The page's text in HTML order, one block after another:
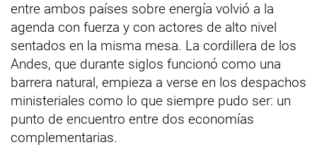
entre ambos países sobre energía volvió a la
agenda con fuerza y con actores de alto nivel
sentados en la misma mesa. La cordillera de los
Andes, que durante siglos funcionó como una
barrera natural, empieza a verse en los despachos
ministeriales como lo que siempre pudo ser: un
punto de encuentro entre dos economías
complementarias.